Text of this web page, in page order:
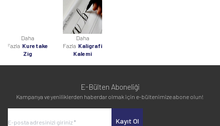
Daha
Fazla Kuretake
Zig
Daha
Fazla Kaligrafi
Kalemi
E-Bülten Aboneliği
Kampanya ve yeniliklerden haberdar olmak için e-bültenimize abone olun!
Kayıt Ol